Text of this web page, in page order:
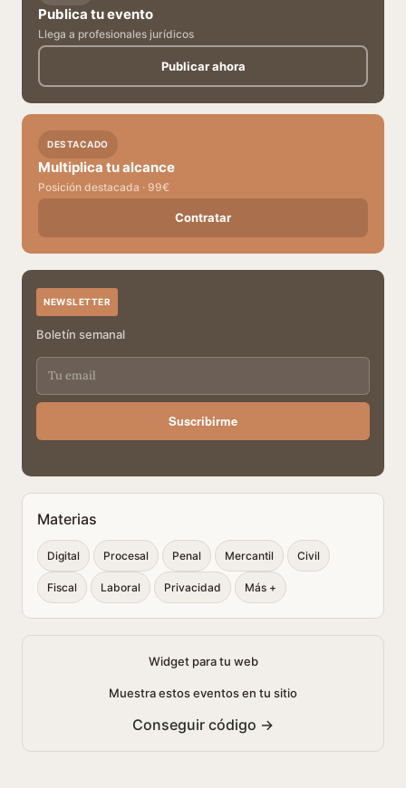
Publica tu evento
Llega a profesionales jurídicos
Publicar ahora
DESTACADO
Multiplica tu alcance
Posición destacada · 99€
Contratar
NEWSLETTER
Boletín semanal
Suscribirme
Materias
Digital Procesal Penal Mercantil Civil
Fiscal Laboral Privacidad Más +
Widget para tu web
Muestra estos eventos en tu sitio
Conseguir código →